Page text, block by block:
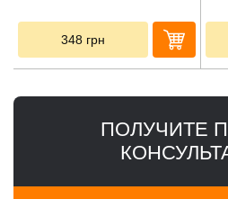
348 грн
ПОЛУЧИТЕ